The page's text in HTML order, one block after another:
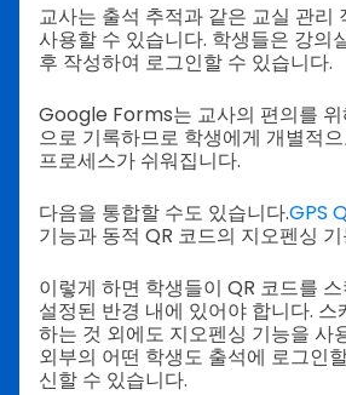
교사는 출석 추적과 같은 교실 관리
사용할 수 있습니다. 학생들은 강의
후 작성하여 로그인할 수 있습니다.
Google Forms는 교사의 편의를 위
으로 기록하므로 학생에게 개별적
프로세스가 쉬워집니다.
다음을 통합할 수도 있습니다.GPS
기능과 동적 QR 코드의 지오펜싱
이렇게 하면 학생들이 QR 코드를
설정된 반경 내에 있어야 합니다.
하는 것 외에도 지오펜싱 기능을 사
외부의 어떤 학생도 출석에 로그인
신할 수 있습니다.